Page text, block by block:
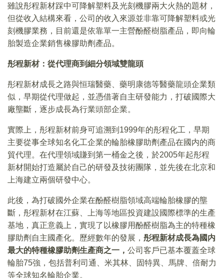
雖說彤程新材踩中可降解塑料及光刻機膠兩大火熱的題材，
但從收入結構來看，公司的收入來源並非靠可降解塑料或光
刻機膠業務，目前還是依靠單一主營酚醛樹脂產品，即向輪
胎製造企業銷售橡膠助劑產品。
彤程新材：從代理商到細分領域雙龍頭
彤程新材成長之路與恒瑞醫藥、藥明康德等醫藥龍頭企業類
似，早期從代理做起，並憑借著自主研發能力，打破國際大
廠壟斷，逐步成長為行業頭部企業。
實際上，彤程新材前身可追溯到1999年的彤程化工，早期
主要從事全球知名化工企業的輪胎橡膠助劑產品在國内的商
貿代理。在代理領域賺到第一桶金之後，於2005年起彤程
新材開始打造屬於自己的研發及技術團隊，並先後在北京和
上海建立兩個研發中心。
此後，為打破國外企業在酚醛樹脂領域高端輪胎橡膠的壟
斷，彤程新材在江蘇、上海等地區投資建設國際標準的生產
基地，真正意義上，實現了以橡膠用酚醛樹脂為主的特種橡
膠助劑自主國產化。歷經數年的發展， 彤程新材成長為國内
最大的特種橡膠助劑生產商之一， 公司客戶已基本覆蓋全球
輪胎75強，包括普利司通、米其林、固特異、馬牌、倍耐力
等全球知名輪胎企業。